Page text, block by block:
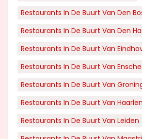
Restaurants In De Buurt Van Den
Restaurants In De Buurt Van Den
Restaurants In De Buurt Van
Restaurants In De Buurt Van
Restaurants In De Buurt Van
Restaurants In De Buurt Van
Restaurants In De Buurt Van Leiden